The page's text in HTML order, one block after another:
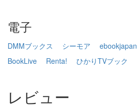
電子
DMMブックス シーモア ebookjapan
BookLive
Renta! ひかりTVブック
レビュー